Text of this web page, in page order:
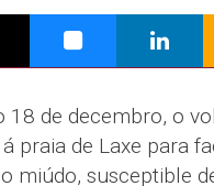
18 de decembro, o
praia de Laxe para
miúdo, susceptible